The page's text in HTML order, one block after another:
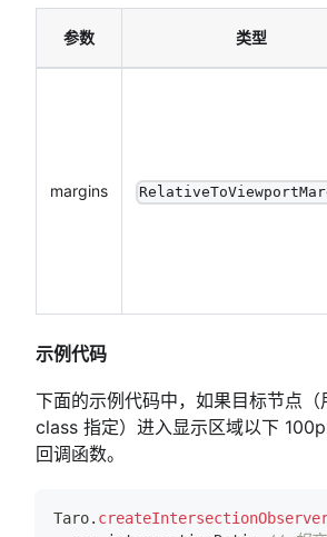
参数 类型
margins
示例代码
下面的示例代码中，如果目标节点
class 指定）进入显示区域以下
回调函数。
Taro.